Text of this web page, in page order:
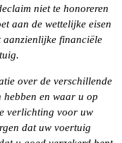
niet te honoreren
aan de wettelijke eisen
financiële
over de verschillende
en waar u op
verlichting voor uw
dat uw voertuig